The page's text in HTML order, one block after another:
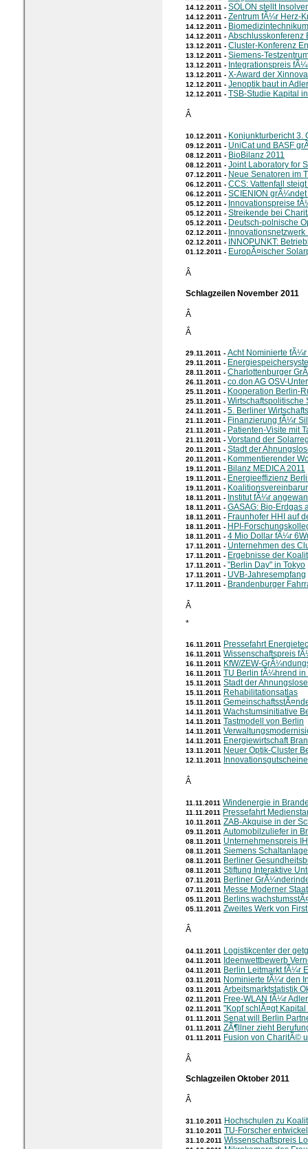
14.12.2011 - SOLON stellt
14.12.2011 - Zentrum fÃ¼r Herz-
14.12.2011 -
14.12.2011 - Abschlusskonferenz
13.12.2011 - Cluster-Konferenz
13.12.2011 - Siemens-
13.12.2011 - Integrationspreis
13.12.2011 - X-Award der
12.12.2011 - Jenoptik baut in
12.12.2011 - TSB-Studie Kapital
Â
10.12.2011 - Konjunkturbericht 3.
09.12.2011 - UniCat und BASF
08.12.2011 - BioBilanz 2011
08.12.2011 - Joint Laboratory for
07.12.2011 - Neue Senatoren im
06.12.2011 - CCS: Vattenfall
06.12.2011 - SCIENION grÃ¼ndet
05.12.2011 - Innovationspreise
05.12.2011 - Streikende bei
05.12.2011 - Deutsch-polnische
02.12.2011 -
02.12.2011 - INNOPUNKT:
01.12.2011 - EuropÃ¤ischer
Â
Schlagzeilen November 2011
Â
Â
29.11.2011 - Acht Nominierte
29.11.2011 -
28.11.2011 - Charlottenburger
26.11.2011 - co.don AG OSV-
25.11.2011 - Kooperation Berlin-
25.11.2011 - Wirtschaftspolitische
24.11.2011 - 5. Berliner
21.11.2011 - Finanzierung fÃ¼r
21.11.2011 - Patienten-Visite mit
21.11.2011 - Vorstand der
20.11.2011 - Stadt der
20.11.2011 - Kommentierender
19.11.2011 - Bilanz MEDICA 2011
19.11.2011 - Energieeffizienz
19.11.2011 -
18.11.2011 - Institut fÃ¼r
18.11.2011 - GASAG: Bio-Erdgas
18.11.2011 - Fraunhofer HHI auf
18.11.2011 - HPI-
18.11.2011 - 4 Mio Dollar fÃ¼r
17.11.2011 - Unternehmen des
17.11.2011 - Ergebnisse der
17.11.2011 - "Berlin Day" in Tokyo
17.11.2011 - UVB-Jahresempfang
17.11.2011 - Brandenburger
Â
*
16.11.2011 Pressefahrt
16.11.2011 Wissenschaftspreis
16.11.2011 KfW/ZEW-
16.11.2011 TU Berlin fÃ¼hrend
15.11.2011 Stadt der
15.11.2011 Rehabilitationsatlas
15.11.2011
14.11.2011 Wachstumsinitiative
14.11.2011 Tastmodell von Berlin
14.11.2011
14.11.2011 Energiewirtschaft
13.11.2011 Neuer Optik-Cluster
12.11.2011
Â
11.11.2011 Windenergie in
11.11.2011 Pressefahrt
10.11.2011 ZAB-Akquise in der
09.11.2011 Automobilzuliefer in
08.11.2011 Unternehmenspreis
08.11.2011 Siemens
08.11.2011 Berliner
08.11.2011 Stiftung Interaktive
07.11.2011 Berliner
07.11.2011 Messe Moderner Staat
05.11.2011 Berlins
05.11.2011 Zweites Werk von
Â
04.11.2011 Logistikcenter der
04.11.2011 Ideenwettbewerb
04.11.2011 Berlin Leitmarkt fÃ¼r
03.11.2011 Nominierte fÃ¼r den
03.11.2011 Arbeitsmarktstatistik
02.11.2011 Free-WLAN fÃ¼r
02.11.2011 "Kopf schlÃ¤gt Kapital
01.11.2011 Senat will Berlin
01.11.2011 ZÃ¶llner zieht
01.11.2011 Fusion von CharitÃ©
Â
Schlagzeilen Oktober 2011
Â
31.10.2011 Hochschulen zu
31.10.2011 TU-Forscher
31.10.2011 Wissenschaftspreis